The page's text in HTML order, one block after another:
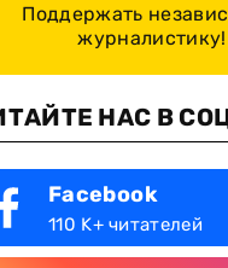
Поддержать
журналистику!
НАС В
Facebook
110 K+ читателей